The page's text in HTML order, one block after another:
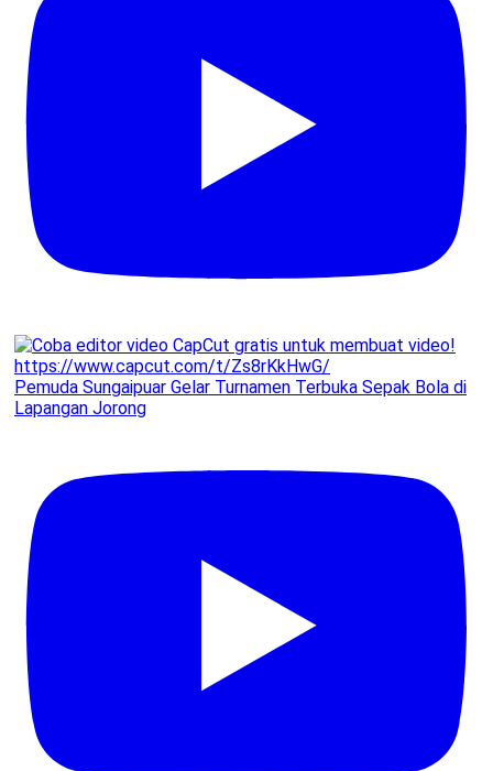
Pemuda Sungaipuar Gelar Turnamen Terbuka Sepak Bola di
Lapangan Jorong